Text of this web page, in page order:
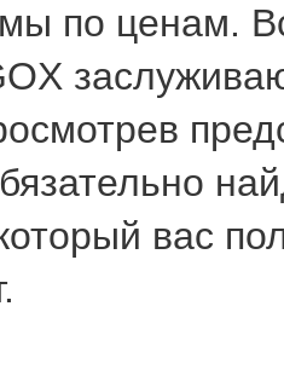
по ценам.
вас